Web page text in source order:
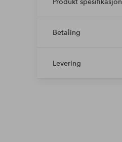
Betaling
Levering